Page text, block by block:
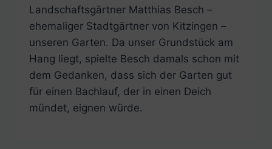
Landschaftsgärtner Matthias Besch –
ehemaliger Stadtgärtner von Kitzingen –
unseren Garten. Da unser Grundstück am
Hang liegt, spielte Besch damals schon mit
dem Gedanken, dass sich der Garten gut
für einen Bachlauf, der in einen Deich
mündet, eignen würde.